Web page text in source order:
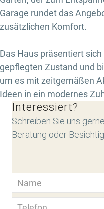
Garage rundet das
zusätzlichen Komfort.
Das Haus präsentiert
gepflegten Zustand und
um es mit zeitgemäßen
Ideen in ein modernes
Interessiert?
Schreiben Sie uns
Beratung oder